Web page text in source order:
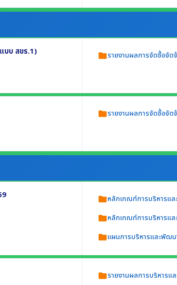
ข่ายอินเทอร์เน็ต โดยผู้
บบ สขร.1)
น้อยประกอบด้วย
folderรายงานผลการจัดซื้อจัด
จัดจ้าง
folderรายงานผลการจัดซื้อจัด
folderหลักเกณฑ์การบริหารแ
folderหลักเกณฑ์การบริหารแ
folderแผนการบริหารและพัฒ
folderรายงานผลการบริหาร